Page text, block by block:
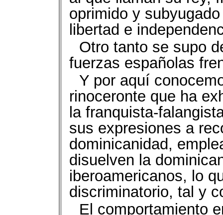
oprimido y
libertad e
Otro tanto se supo
fuerzas españolas
Y por aquí
rinoceronte que ha
la franquista-
sus expresiones a
dominicanidad,
disuelven la
iberoamericanos, lo
discriminatorio, tal y
El comportamiento